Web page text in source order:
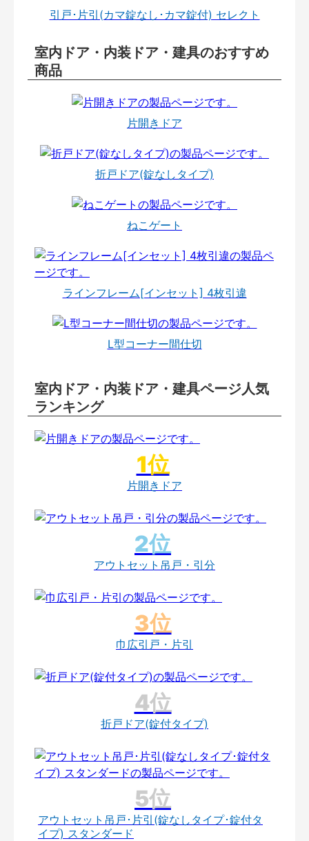
引戸･片引(カマ錠なし･カマ錠付) セレクト
室内ドア・内装ドア・建具のおすすめ
商品
片開きドア
折戸ドア(錠なしタイプ)
ねこゲート
ラインフレーム[インセット] 4枚引違
L型コーナー間仕切
室内ドア・内装ドア・建具ページ人気
ランキング
片開きドア
アウトセット吊戸・引分
巾広引戸・片引
折戸ドア(錠付タイプ)
アウトセット吊戸･片引(錠なしタイプ･錠付タ
イプ) スタンダード